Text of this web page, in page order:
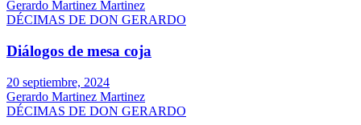
Gerardo Martinez Martinez
DÉCIMAS DE DON GERARDO
Diálogos de mesa coja
20 septiembre, 2024
Gerardo Martinez Martinez
DÉCIMAS DE DON GERARDO